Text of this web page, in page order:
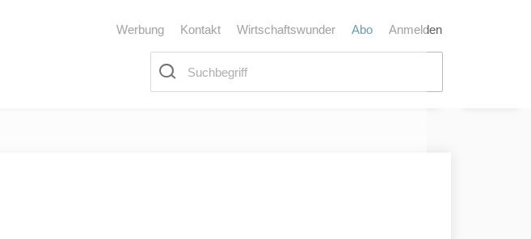
Abo Anmelden
Werbung Kontakt Wirtschaftswunder